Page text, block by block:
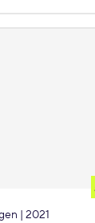
| 2021